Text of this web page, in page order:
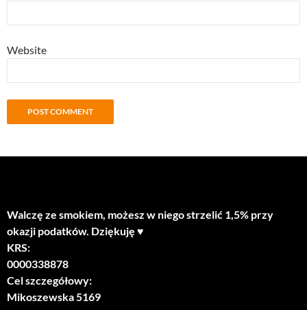
Website
Walczę ze smokiem, możesz w niego strzelić 1,5% przy
okazji podatków. Dziękuję ♥
KRS:
0000338878
Cel szczegółowy:
Mikoszewska 5169